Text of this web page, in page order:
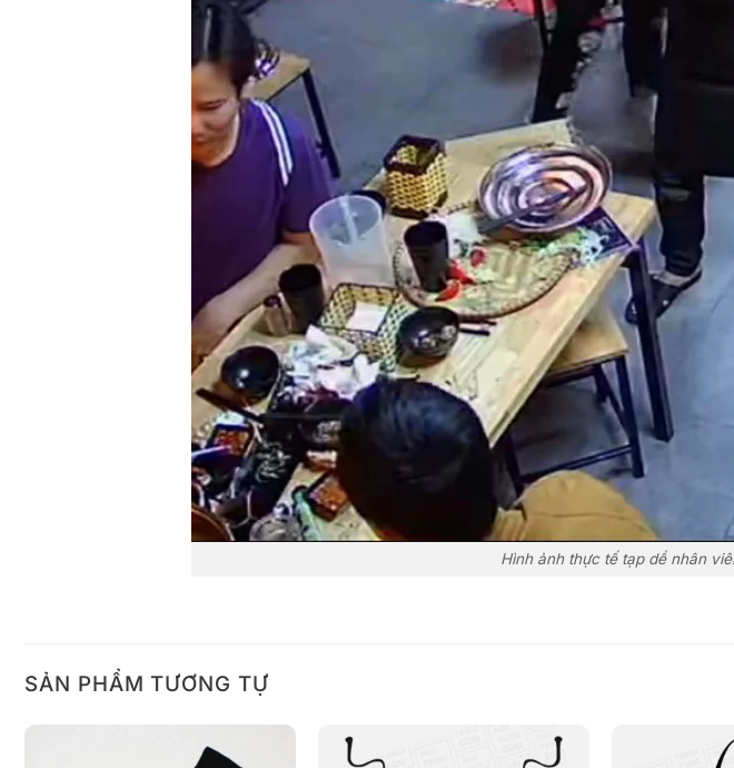
Hình ảnh thực tế tạp dề nhân
SẢN PHẨM TƯƠNG TỰ